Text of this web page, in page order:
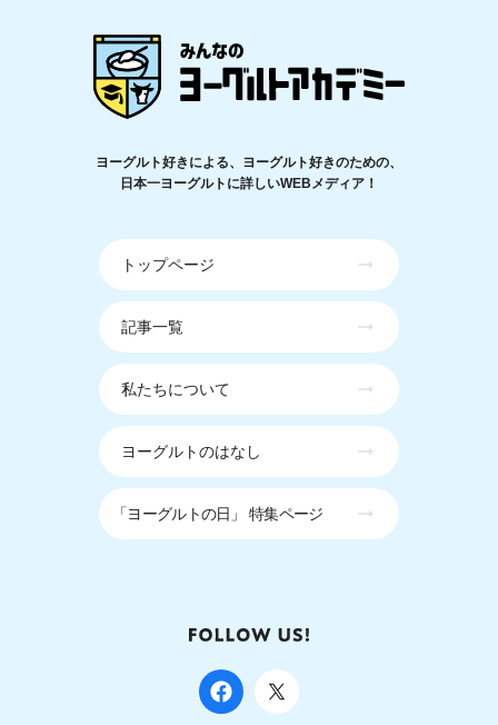
ヨーグルト好きによる、ヨーグルト好きのための、
日本一ヨーグルトに詳しいWEBメディア！
トップページ
記事一覧
私たちについて
ヨーグルトのはなし
「ヨーグルトの日」 特集ページ